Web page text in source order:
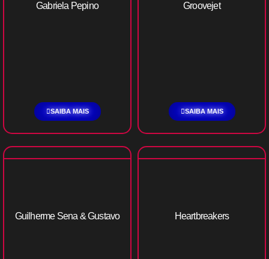
Gabriela Pepino
SAIBA MAIS
Groovejet
SAIBA MAIS
Guilherme Sena & Gustavo Heartbreakers